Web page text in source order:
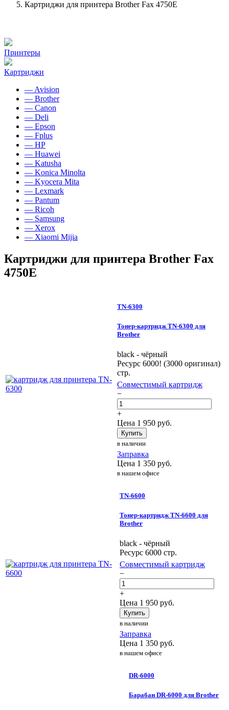
Картриджи для принтера Brother Fax 4750E
Принтеры
Картриджи
— Avision
— Brother
— Canon
— Deli
— Epson
— Fplus
— HP
— Huawei
— Katusha
— Konica Minolta
— Kyocera Mita
— Lexmark
— Pantum
— Ricoh
— Samsung
— Xerox
— Xiaomi Mijia
Картриджи для принтера Brother Fax
4750E
TN-6300
Тонер-картридж TN-6300 для
Brother
black - чёрный
Ресурс 6000! (3000 оригинал)
стр.
Совместимый картридж
−
+
Цена 1 950 руб.
Купить
в наличии
Заправка
Цена 1 350 руб.
в нашем офисе
TN-6600
Тонер-картридж TN-6600 для
Brother
black - чёрный
Ресурс 6000 стр.
Совместимый картридж
−
+
Цена 1 950 руб.
Купить
в наличии
Заправка
Цена 1 350 руб.
в нашем офисе
DR-6000
Барабан DR-6000 для Brother